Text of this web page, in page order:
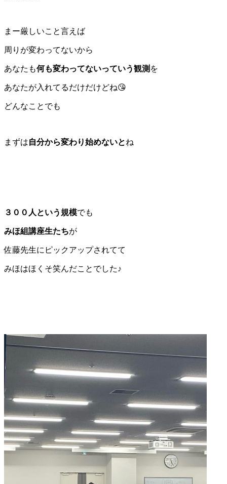
まー厳しいこと言えば
周りが変わってないから
あなたも何も変わってないっていう観測 を
あなたが入れてるだけだけどね😘
どんなことでも
まずは自分から変わり始めないとね
３００人という規模でも
みほ組講座生たちが
佐藤先生にピックアップされてて
みほはほくそ笑んだことでした♪